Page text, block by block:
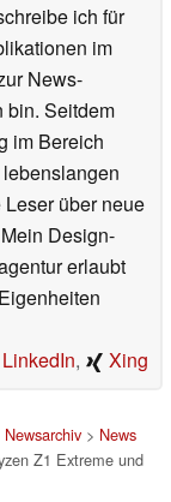
ich für
im
News-
bin. Seitdem
im Bereich
über neue
Design-
erlaubt
LinkedIn, Xing
Newsarchiv> News
Z1 Extreme und